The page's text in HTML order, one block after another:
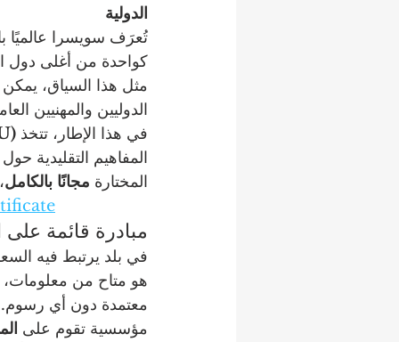
الدولية
تُعرَف سويسرا عالميًا
كواحدة من أغلى دول
مثل هذا السياق، يمكن
الدوليين والمهنيين
في هذا الإطار، تتخذ
المفاهيم التقليدية
المختارة مجانًا بالكامل
مبادرة قائمة
معتمدة دون أي رسوم.
مؤسسية تقوم على